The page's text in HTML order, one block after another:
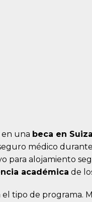
una beca en Suiza
médico
para alojamiento
académica de
tipo de programa.